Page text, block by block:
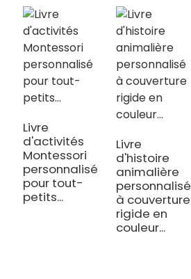
Livre
d'activités
Montessori
personnalisé
pour tout-
petits...
Livre
d'histoire
animalière
personnalisé
à couverture
rigide en
couleur...